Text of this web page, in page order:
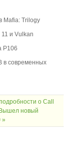
Mafia: Trilogy
и Vulkan
P106
в современных
о Call
новый
»